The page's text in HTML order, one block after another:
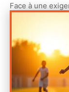
Face à une